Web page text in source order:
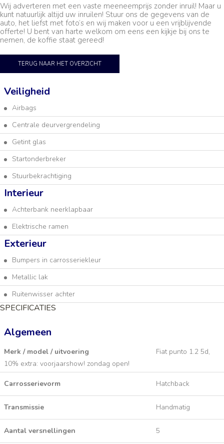
Wij adverteren met een vaste meeneemprijs zonder inruil! Maar u
kunt natuurlijk altijd uw inruilen! Stuur ons de gegevens van de
auto, het liefst met foto’s en wij maken voor u een vrijblijvende
offerte! U bent van harte welkom om eens een kijkje bij ons te
nemen, de koffie staat gereed!
TERUG NAAR HET OVERZICHT
Veiligheid
Airbags
Centrale deurvergrendeling
Getint glas
Startonderbreker
Stuurbekrachtiging
Interieur
Achterbank neerklapbaar
Elektrische ramen
Exterieur
Bumpers in carrosseriekleur
Metallic lak
Ruitenwisser achter
SPECIFICATIES
Algemeen
Merk / model / uitvoering
Fiat punto 1.2 5d,
10% extra: voorjaarshow! zondag open!
Carrosserievorm Hatchback
Transmissie Handmatig
Aantal versnellingen 5